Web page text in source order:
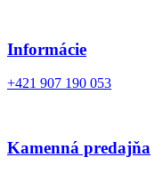
Informácie
+421 907 190 053
Kamenná predajňa